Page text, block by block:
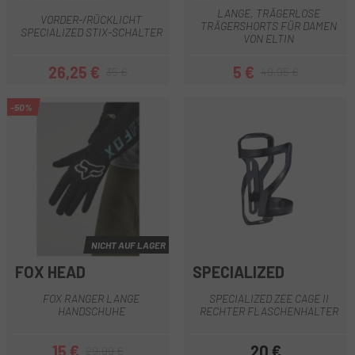
VORDER-/RÜCKLICHT
SPECIALIZED STIX-SCHALTER
Preis
26,25 €Regulärer Preis
LANGE, TRÄGERLOSE
TRÄGERSHORTS FÜR DAMEN
VON ELTIN
5 €
-50%
NICHT AUF LAGER
FOX HEAD
FOX RANGER LANGE
HANDSCHUHE
15 €
SPECIALIZED
SPECIALIZED ZEE CAGE II
RECHTER FLASCHENHALTER
20 €